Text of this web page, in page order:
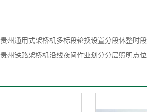
贵州通用式架桥机多标段轮换设置分段休整时段
贵州铁路架桥机沿线夜间作业划分分层照明点位